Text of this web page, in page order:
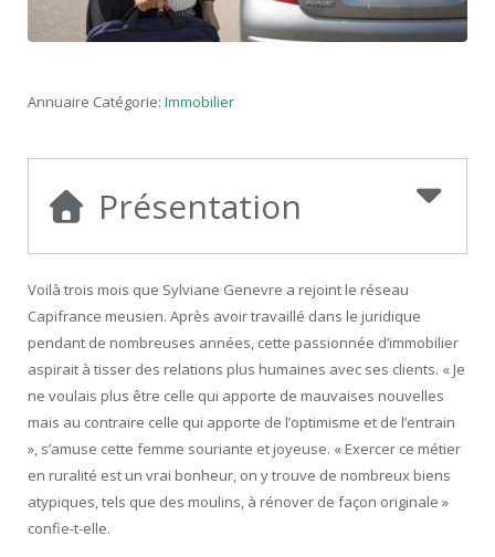
Annuaire Catégorie: Immobilier
Présentation
Voilà trois mois que Sylviane Genevre a rejoint le réseau
Capifrance meusien. Après avoir travaillé dans le juridique
pendant de nombreuses années, cette passionnée d’immobilier
aspirait à tisser des relations plus humaines avec ses clients. « Je
ne voulais plus être celle qui apporte de mauvaises nouvelles
mais au contraire celle qui apporte de l’optimisme et de l’entrain
», s’amuse cette femme souriante et joyeuse. « Exercer ce métier
en ruralité est un vrai bonheur, on y trouve de nombreux biens
atypiques, tels que des moulins, à rénover de façon originale »
confie-t-elle.